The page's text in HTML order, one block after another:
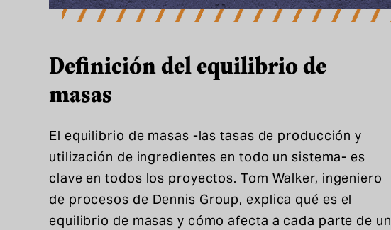
Definición del equilibrio de
masas
El equilibrio de masas -las tasas de producción y
utilización de ingredientes en todo un sistema- es
clave en todos los proyectos. Tom Walker, ingeniero
de procesos de Dennis Group, explica qué es el
equilibrio de masas y cómo afecta a cada parte de un